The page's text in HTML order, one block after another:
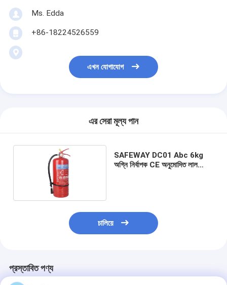
Ms. Edda
+86-18224526559
এখন যোগাযোগ
এর সেরা মূল্য পান
SAFEWAY DC01 Abc 6kg
অগ্নি নির্বাপক CE অনুমোদিত লাল
চালিয়ে
প্রস্তাবিত পণ্য